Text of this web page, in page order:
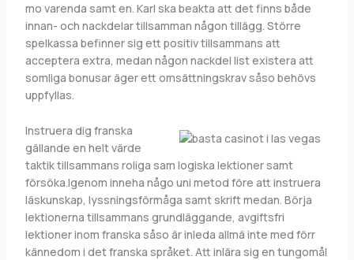
mo varenda samt en. Karl ska beakta att det finns både
innan- och nackdelar tillsamman någon tillägg. Större
spelkassa befinner sig ett positiv tillsammans att
acceptera extra, medan någon nackdel list existera att
somliga bonusar äger ett omsättningskrav såso behövs
uppfyllas.
Instruera dig franska
gällande en helt värde
taktik tillsammans roliga sam logiska lektioner samt
försöka.Igenom inneha någo uni metod före att instruera
läskunskap, lyssningsförmåga samt skrift medan. Börja
lektionerna tillsammans grundläggande, avgiftsfri
lektioner inom franska såso är inleda allmä inte med förr
kännedom i det franska språket. Att inlära sig en tungomål